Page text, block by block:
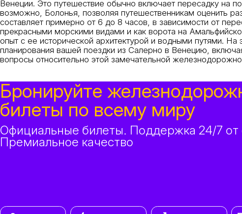
Венеции. Это путешествие обычно включает пересадку на
возможно, Болонья, позволяя путешественникам оценить
составляет примерно от 6 до 8 часов, в зависимости от
прекрасными морскими видами и как ворота на
опыт с ее исторической архитектурой и водными путями.
планирования вашей поездки из Салерно в Венецию,
вопросы относительно этой замечательной
Бронируйте
билеты по всему миру
Официальные билеты. Поддержка 24/7 от
Премиальное качество